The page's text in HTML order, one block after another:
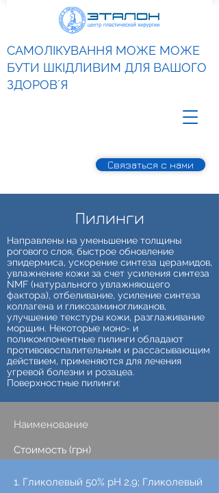
Связаться с нами
САМОЛІКУВАННЯ МОЖЕ МОЖЕ
БУТИ ШКІДЛИВИМ ДЛЯ ВАШОГО
ЗДОРОВʼЯ
Пилинги
Направлены на уменьшение толщины
рогового слоя, быстрое обновление
эпидермиса, ускорение синтеза церамидов,
увлажнение кожи за счет усиления синтеза
NMF (натурального увлажняющего
фактора), отбеливание, усиление синтеза
коллагена и гликозаминогликанов,
улучшение текстуры кожи, разглаживание
морщин. Некоторые моно- и
поликомпонентные пилинги обладают
противовоспалительным и рассасывающим
действием, применяются для лечения
угревой болезни и розацеа.
Поверхностные пилинги:
Наименование
Стоимость (грн)
1. Гликолевый 50% рН 2,9; Гликолевый